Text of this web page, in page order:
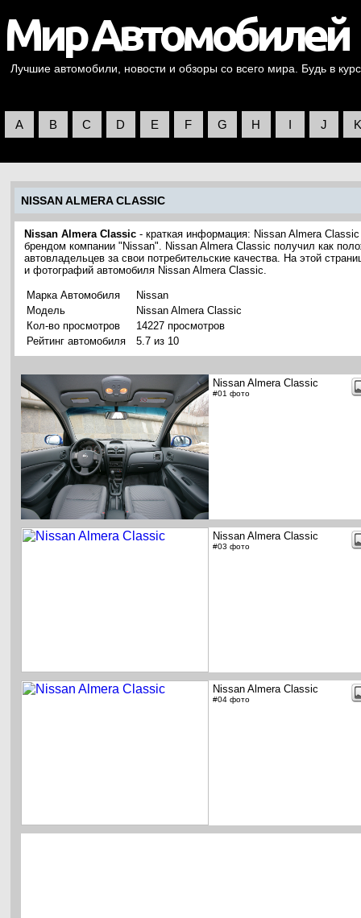
Лучшие автомобили, новости и обзоры со всего мира. Будь в
A B C D E F G H I J K
NISSAN ALMERA CLASSIC
Nissan Almera Classic - краткая информация: Nissan Almera
брендом компании "Nissan". Nissan Almera Classic получил как
автовладельцев за свои потребительские качества. На этой
и фотографий автомобиля Nissan Almera Classic.
Марка Автомобиля
Nissan
Модель
Nissan Almera Classic
Кол-во просмотров
14227 просмотров
Рейтинг автомобиля
5.7 из 10
Nissan Almera Classic
#01 фото
Nissan Almera Classic
#03 фото
Nissan Almera Classic
#04 фото